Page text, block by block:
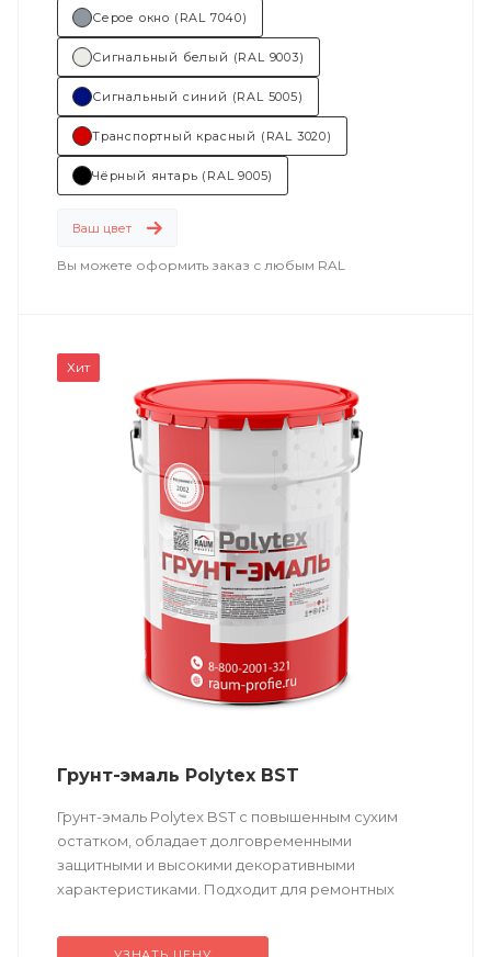
Серое окно (RAL 7040)
Сигнальный белый (RAL 9003)
Сигнальный синий (RAL 5005)
Транспортный красный (RAL 3020)
Чёрный янтарь (RAL 9005)
Ваш цвет
Вы можете оформить заказ с любым RAL
Хит
Грунт-эмаль Polytex BST
Грунт-эмаль Polytex BST c повышенным сухим
остатком, обладает долговременными
защитными и высокими декоративными
характеристиками. Подходит для ремонтных